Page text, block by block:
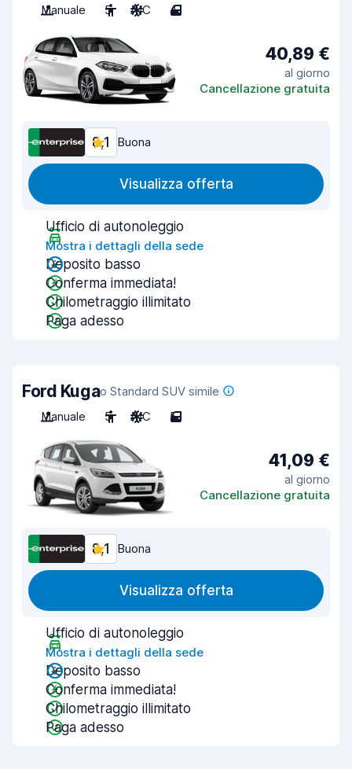
Manuale
5 A/C 4
40,89 €
al giorno
Cancellazione gratuita
8,1 Buona
Visualizza offerta
Ufficio di autonoleggio
Mostra i dettagli della sede
Deposito basso
Conferma immediata!
Chilometraggio illimitato
Paga adesso
Ford Kugao Standard SUV simile
Manuale
5 A/C 5
41,09 €
al giorno
Cancellazione gratuita
8,1 Buona
Visualizza offerta
Ufficio di autonoleggio
Mostra i dettagli della sede
Deposito basso
Conferma immediata!
Chilometraggio illimitato
Paga adesso